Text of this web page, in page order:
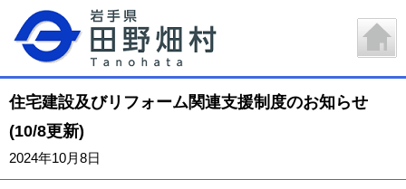
住宅建設及びリフォーム関連支援制度のお知らせ
(10/8更新)
2024年10月8日